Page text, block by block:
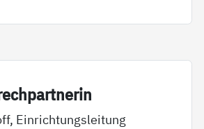
Einrichtungsleitung